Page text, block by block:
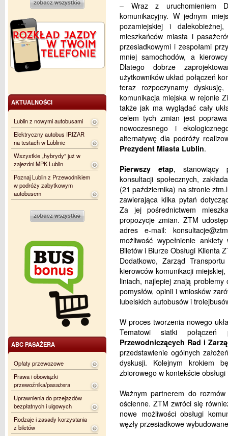
– Wraz z uruchomieniem
komunikacyjny. W jednym
pozamiejskiej i
mieszkańców miasta i
przesiadkowymi i zespołami
mniej samochodów, a
Dlatego dobrze
użytkowników układ połączeń
teraz rozpoczynamy
komunikacja miejska w rejonie
także jak ma wyglądać cały
celem tych zmian jest
nowoczesnego i
alternatywę dla podróży
Prezydent Miasta Lublin.
Pierwszy etap, stanowiący
konsultacji społecznych, zakłada
(21 października) na stronie
zawierająca kilka pytań
Za jej pośrednictwem
propozycje zmian. ZTM
adres e-mail:
możliwość wypełnienie
Biletów i Biurze Obsługi Klienta
Dodatkowo, Zarząd
kierowców komunikacji
liniach, najlepiej znają problemy
pomysłów, opinii i wniosków
lubelskich autobusów i
W proces tworzenia nowego
Tematowi siatki
Przewodniczących Rad i
przedstawienie ogólnych
dyskusji. Kolejnym krokiem
zbiorowego w kontekście
Ważnym partnerem do
ościenne. ZTM zwróci się
nowe możliwości obsługi
węzły przesiadkowe
AKTUALNOŚCI
Lublin z nowymi autobusami
Elektryczny autobus IRIZAR
na testach w Lublinie
Wszystkie „hybrydy” już w
zajezdni MPK Lublin
Poznaj Lublin z Przewodnikiem
w podróży zabytkowym
autobusem
ABC PASAŻERA
Opłaty przewozowe
Prawa i obowiązki
przewoźnika/pasażera
Uprawnienia do przejazdów
bezpłatnych i ulgowych
Rodzaje i zasady korzystania
z biletów